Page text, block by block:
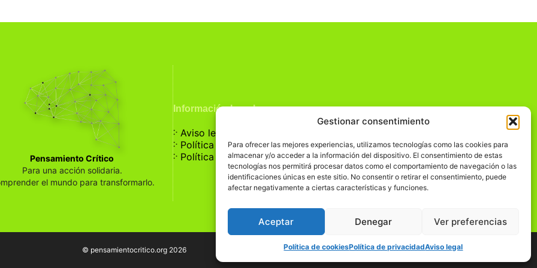
Gestionar consentimiento
Para ofrecer las mejores experiencias, utilizamos tecnologías como las cookies para
almacenar y/o acceder a la información del dispositivo. El consentimiento de estas
tecnologías nos permitirá procesar datos como el comportamiento de navegación o las
identificaciones únicas en este sitio. No consentir o retirar el consentimiento, puede
afectar negativamente a ciertas características y funciones.
Aceptar Denegar Ver preferencias
Política de cookiesPolítica de privacidadAviso legal
Pensamiento Crítico
Para una acción solidaria.
el mundo para transformarlo.
Información Legal
჻Aviso legal
჻Política de privacidad
჻Política de cookies
© pensamientocritico.org 2026